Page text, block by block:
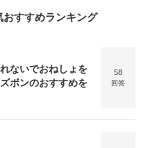
おすすめランキング
ないでおねしょを
ボンのおすすめを
58
回答